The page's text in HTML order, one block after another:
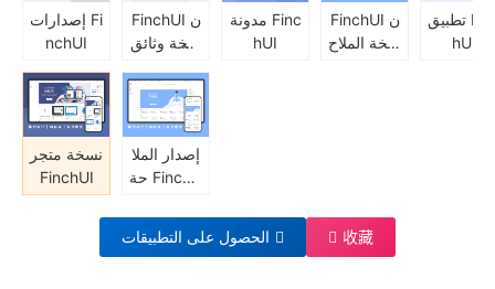
إصدارات Fi
nchUI
FinchUI ن
سخة وثائق
مدونة Finc
hUI
FinchUI ن
سخة الملاح
تطبيق Finc
hUI
نسخة متجر
FinchUI
إصدار الملا
حة FinchU
الحصول على التطبيقات
收藏